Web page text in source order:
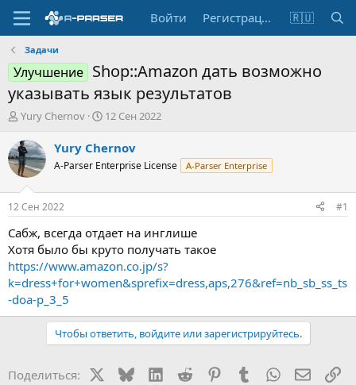
Войти Регистрация 🇷🇺
Задачи
Улучшение Shop::Amazon дать возможно
указывать язык результатов
А
т
о
р
т
е
м
ы
Yury Chernov
Д
т
н
а
л
а
12 Сен 2022
Yury Chernov
A-Parser Enterprise License A-Parser Enterprise
12 Сен 2022 #1
Сабж, всегда отдает на инглише
Хотя было бы круто получать такое
https://www.amazon.co.jp/s?
k=dress+for+women&sprefix=dress,aps,276&ref=nb_sb_ss_ts
-doa-p_3_5
Чтобы ответить, войдите или зарегистрируйтесь.
Поделиться: BlueskyLinkedIn
Reddit PinterestTumblr WhatsApp